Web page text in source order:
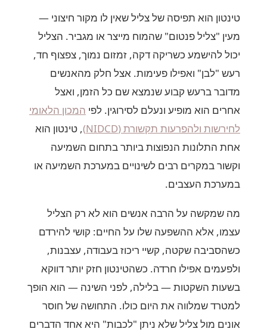
טינטון הוא תפיסה של צליל שאין לו מקור חיצוני —
מעין "צליל פנטום" שהמוח מייצר או מגביר. הצליל
יכול להישמע כשריקה דקה, זמזום נמוך, צפצוף חד,
רעש "לבן" ואפילו פעימות. אצל חלק מהאנשים
מדובר ברעש קבוע שנמצא שם כל הזמן, ואצל
אחרים הוא מופיע ונעלם לסירוגין. לפי המכון הלאומי
לחירשות ולהפרעות תקשורת (NIDCD)
, טינטון הוא
אחת התלונות הנפוצות ביותר בתחום השמיעה
וקשור במקרים רבים לשינויים במערכת השמיעה או
במערכת העצבים.
מה שמקשה על הרבה אנשים הוא לא רק הצליל
עצמו, אלא ההשפעה שלו על החיים: קושי להירדם
כשהסביבה שקטה, קשיי ריכוז בעבודה, עצבנות,
ולפעמים אפילו חרדה. כשהטינטון חזק יותר דווקא
בשעות השקטות — בלילה, לפני השינה — הוא הופך
למטרד שמלווה את היום כולו. התחושה של חוסר
אונים מול צליל שלא ניתן "לכבות" היא אחד הדברים